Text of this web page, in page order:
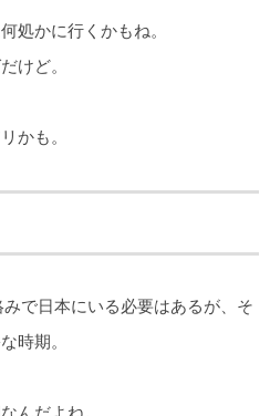
処かに行くかもね。
けど。
かも。
で日本にいる必要はあるが、そ
時期。
んだよね。